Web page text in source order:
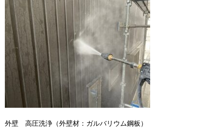
外壁 高圧洗浄（外壁材：ガルバリウム鋼板）